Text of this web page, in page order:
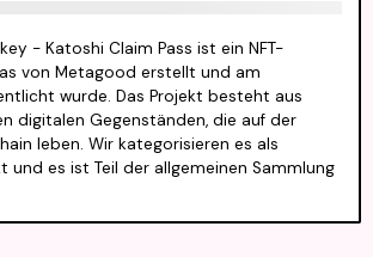
- Katoshi Claim Pass ist ein NFT-
von Metagood erstellt und am
wurde. Das Projekt besteht aus
digitalen Gegenständen, die auf der
leben. Wir kategorisieren es als
und es ist Teil der allgemeinen Sammlung